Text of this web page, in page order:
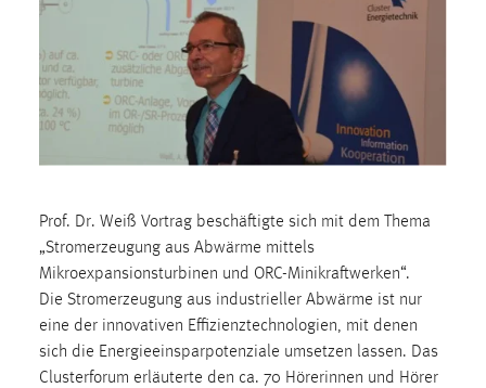
Prof. Dr. Weiß Vortrag beschäftigte sich mit dem Thema
„Stromerzeugung aus Abwärme mittels
Mikroexpansionsturbinen und ORC-Minikraftwerken“.
Die Stromerzeugung aus industrieller Abwärme ist nur
eine der innovativen Effizienztechnologien, mit denen
sich die Energieeinsparpotenziale umsetzen lassen. Das
Clusterforum erläuterte den ca. 70 Hörerinnen und Hörer
Performance
Name:
Für performante Seitenauslieferung wird in diesem Cookie
gespeichert, ob man eingeloggt ist.
Sprachpräferenz
Name:
site-language-preference